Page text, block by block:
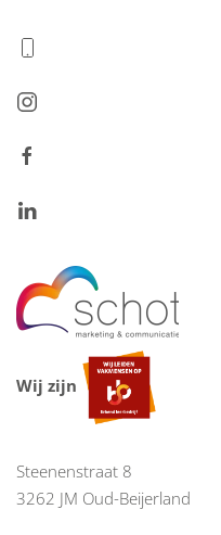
Wij zijn
Steenenstraat 8
3262 JM Oud-Beijerland